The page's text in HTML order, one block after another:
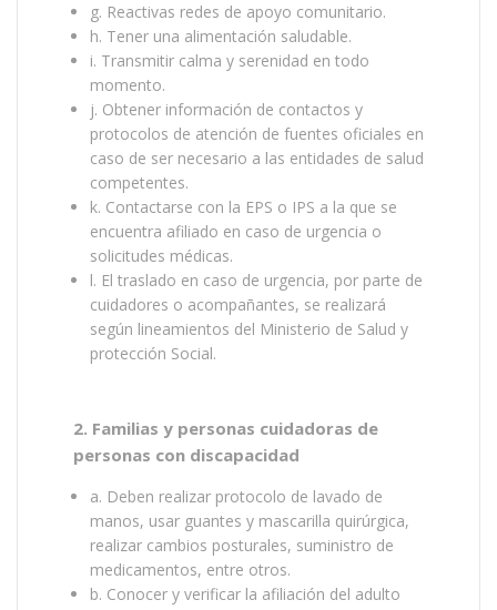
g. Reactivas redes de apoyo comunitario.
h. Tener una alimentación saludable.
i. Transmitir calma y serenidad en todo
momento.
j. Obtener información de contactos y
protocolos de atención de fuentes oficiales en
caso de ser necesario a las entidades de salud
competentes.
k. Contactarse con la EPS o IPS a la que se
encuentra afiliado en caso de urgencia o
solicitudes médicas.
l. El traslado en caso de urgencia, por parte de
cuidadores o acompañantes, se realizará
según lineamientos del Ministerio de Salud y
protección Social.
2. Familias y personas cuidadoras de
personas con discapacidad
a. Deben realizar protocolo de lavado de
manos, usar guantes y mascarilla quirúrgica,
realizar cambios posturales, suministro de
medicamentos, entre otros.
b. Conocer y verificar la afiliación del adulto